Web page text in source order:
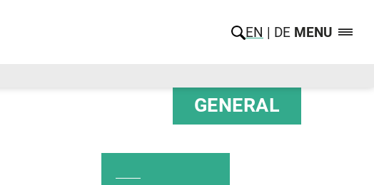
EN DE MENU
GENERAL